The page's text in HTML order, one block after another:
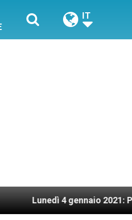
IT
4 gennaio 2021: Possesso